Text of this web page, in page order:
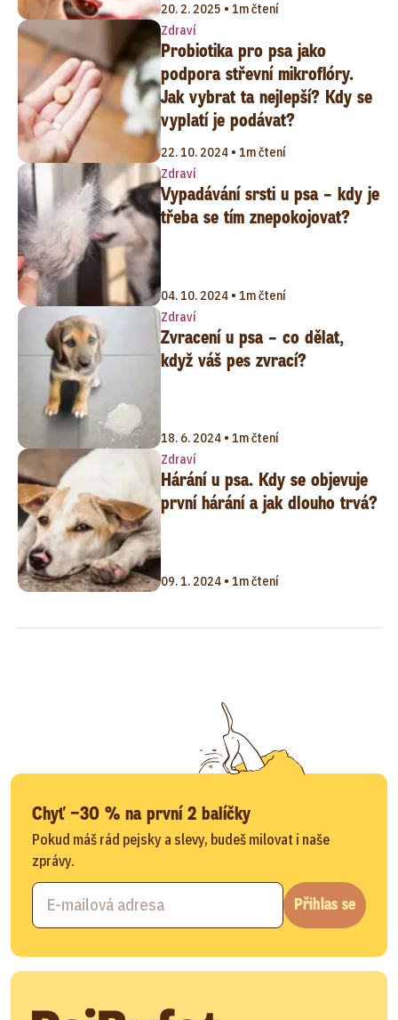
20. 2. 2025 • 1m čtení
Zdraví
Probiotika pro psa jako
podpora střevní mikroflóry.
Jak vybrat ta nejlepší? Kdy se
vyplatí je podávat?
22. 10. 2024 • 1m čtení
Zdraví
Vypadávání srsti u psa – kdy je
třeba se tím znepokojovat?
04. 10. 2024 • 1m čtení
Zdraví
Zvracení u psa – co dělat,
když váš pes zvrací?
18. 6. 2024 • 1m čtení
Zdraví
Hárání u psa. Kdy se objevuje
první hárání a jak dlouho trvá?
09. 1. 2024 • 1m čtení
Chyť −30 % na první 2 balíčky
Pokud máš rád pejsky a slevy, budeš milovat i naše
zprávy.
Přihlas se